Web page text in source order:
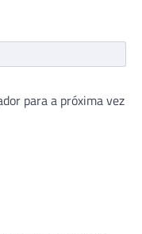
para a próxima vez